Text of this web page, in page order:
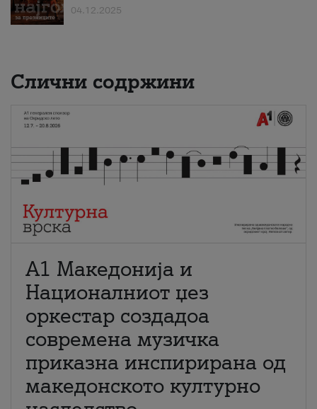
04.12.2025
Слични содржини
А1 Македонија и
Националниот џез
оркестар создадоа
современа музичка
приказна инспирирана од
македонското културно